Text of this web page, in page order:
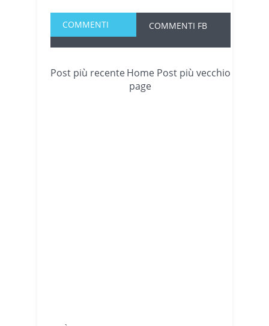
COMMENTI COMMENTI FB
Post più recente Post più vecchio
Home
page